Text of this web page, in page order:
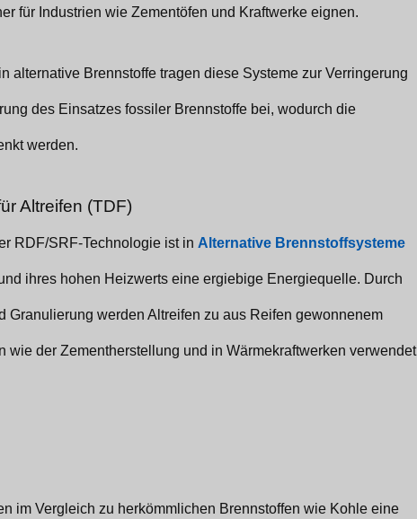
für Industrien wie Zementöfen und Kraftwerke eignen.
alternative Brennstoffe tragen diese Systeme zur Verringerung
des Einsatzes fossiler Brennstoffe bei, wodurch die
werden.
Altreifen (TDF)
RDF/SRF-Technologie ist in Alternative Brennstoffsysteme
ihres hohen Heizwerts eine ergiebige Energiequelle. Durch
Granulierung werden Altreifen zu aus Reifen gewonnenem
wie der Zementherstellung und in Wärmekraftwerken verwendet
im Vergleich zu herkömmlichen Brennstoffen wie Kohle eine